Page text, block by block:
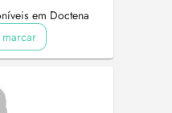
em Doctena